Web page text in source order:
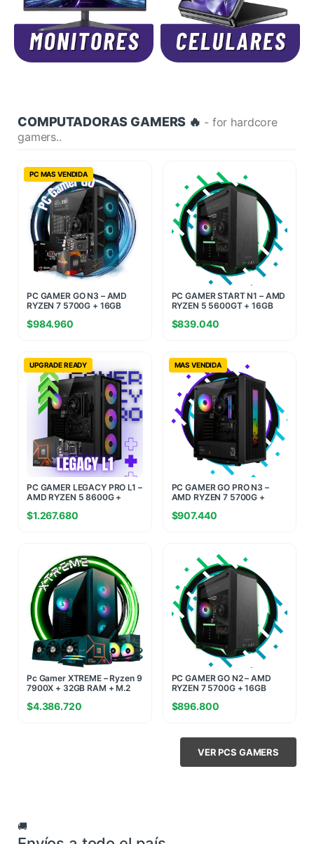
COMPUTADORAS GAMERS 🔥 - for hardcore
gamers..
PC MAS VENDIDA
PC GAMER GO N3 – AMD
RYZEN 7 5700G + 16GB
$984.960
PC GAMER START N1 – AMD
RYZEN 5 5600GT + 16GB
$839.040
UPGRADE READY
PC GAMER LEGACY PRO L1 –
AMD RYZEN 5 8600G +
$1.267.680
MAS VENDIDA
PC GAMER GO PRO N3 –
AMD RYZEN 7 5700G +
$907.440
Pc Gamer XTREME – Ryzen 9
7900X + 32GB RAM + M.2
$4.386.720
PC GAMER GO N2 – AMD
RYZEN 7 5700G + 16GB
$896.800
VER PCS GAMERS
🚚